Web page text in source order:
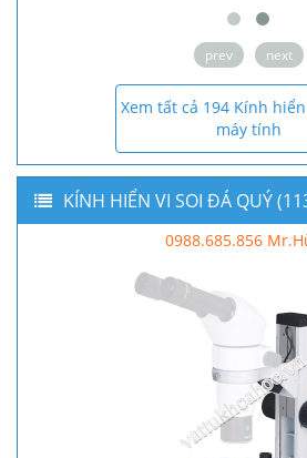
prev next
Xem tất cả 194 Kính
máy tính
KÍNH HIỂN VI SOI ĐÁ QUÝ
0988.685.856